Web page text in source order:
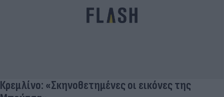
Κρεμλίνο: «Σκηνοθετημένες οι εικόνες της